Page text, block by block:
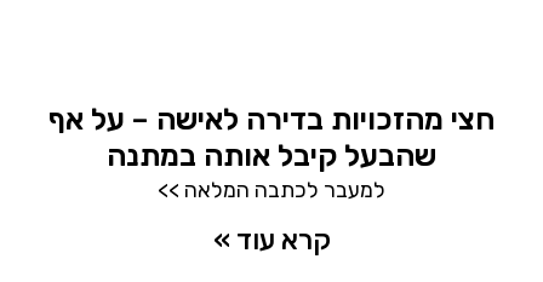
חצי מהזכויות בדירה לאישה – על אף
שהבעל קיבל אותה במתנה
למעבר לכתבה המלאה >>
קרא עוד »